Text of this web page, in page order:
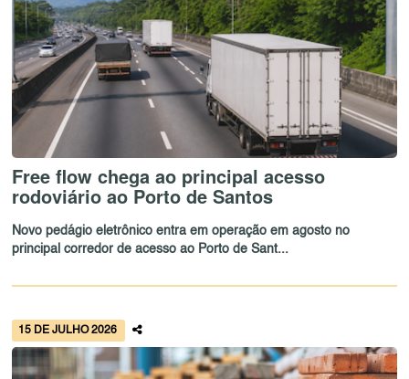
Free flow chega ao principal acesso
rodoviário ao Porto de Santos
Novo pedágio eletrônico entra em operação em agosto no
principal corredor de acesso ao Porto de Sant...
15 DE JULHO 2026